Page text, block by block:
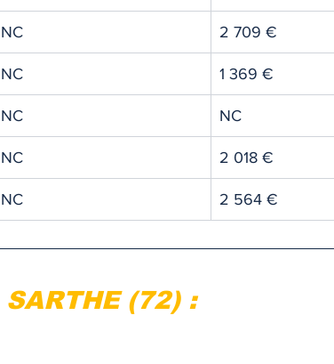
NC 2 709 €
NC 1 369 €
NC NC
NC 2 018 €
NC 2 564 €
SARTHE (72) :